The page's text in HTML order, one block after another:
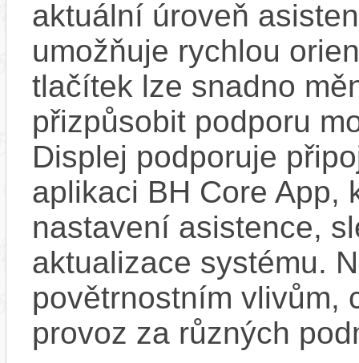
aktuální úroveň
umožňuje rychlou
tlačítek lze snadno
přizpůsobit podporu
Displej podporuje
aplikaci BH Core App,
nastavení asistence,
aktualizace systému.
povětrnostním vlivům,
provoz za různých